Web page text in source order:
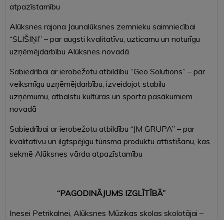
atpazīstamību
Alūksnes rajona Jaunalūksnes zemnieku saimniecībai
“SLIŠIŅI” – par augsti kvalitatīvu, uzticamu un noturīgu
uzņēmējdarbību Alūksnes novadā
Sabiedrībai ar ierobežotu atbildību “Geo Solutions” – par
veiksmīgu uzņēmējdarbību, izveidojot stabilu
uzņēmumu, atbalstu kultūras un sporta pasākumiem
novadā
Sabiedrībai ar ierobežotu atbildību “JM GRUPA” – par
kvalitatīvu un ilgtspējīgu tūrisma produktu attīstīšanu, kas
sekmē Alūksnes vārda atpazīstamību
“PAGODINĀJUMS IZGLĪTĪBĀ”
Inesei Petrikalnei, Alūksnes Mūzikas skolas skolotājai –